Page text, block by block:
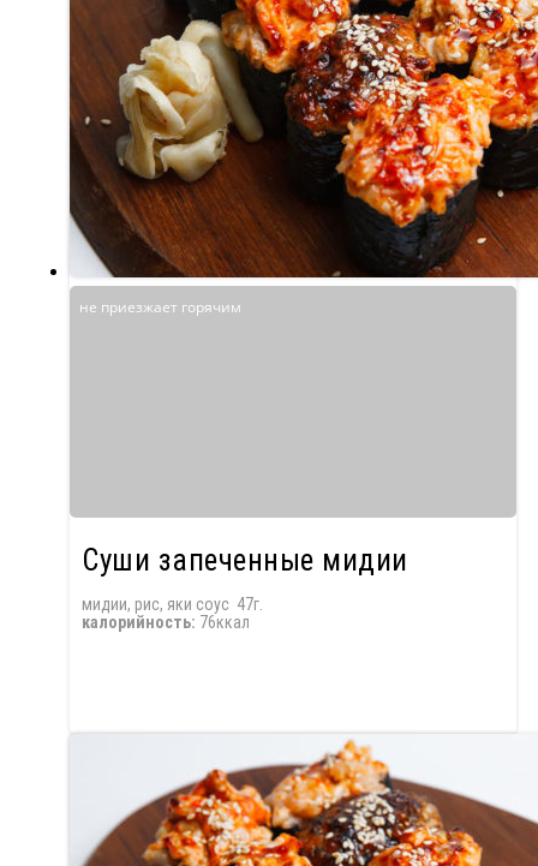
не приезжает горячим
Суши запеченные мидии
мидии, рис, яки соус 47г.
калорийность: 76ккал